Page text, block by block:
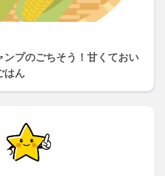
ンプのごちそう！甘くておい
はん